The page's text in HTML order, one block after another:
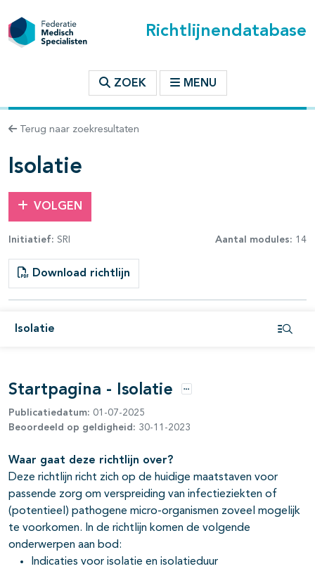
Richtlijnendatabase
ZOEK MENU
Terug naar zoekresultaten
Isolatie
VOLGEN
Initiatief: SRI Aantal modules: 14
Download richtlijn
Isolatie
binnen deze richtlijn
open- en dichtklappen
open- en dichtklappen
open- en dichtklappen
Startpagina - Isolatie Opties
Publicatiedatum: 01-07-2025
Beoordeeld op geldigheid: 30-11-2023
Waar gaat deze richtlijn over?
Deze richtlijn richt zich op de huidige maatstaven voor
passende zorg om verspreiding van infectieziekten of
(potentieel) pathogene micro-organismen zoveel mogelijk
te voorkomen. In de richtlijn komen de volgende
onderwerpen aan bod:
Indicaties voor isolatie en isolatieduur